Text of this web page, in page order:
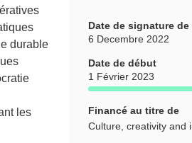
Date de signature de
6 Decembre 2022
Date de début
1 Février 2023
Financé au titre de
Culture, creativity and
durable
les